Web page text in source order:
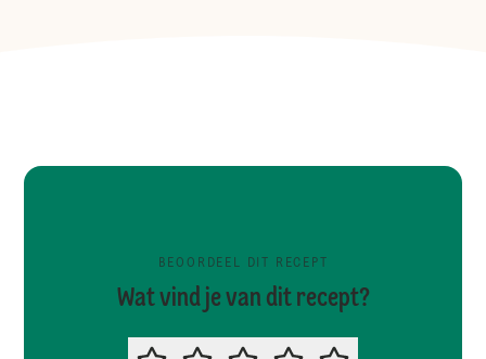
BEOORDEEL DIT RECEPT
Wat vind je van dit recept?
BEOORDEEL DIT RECEPT